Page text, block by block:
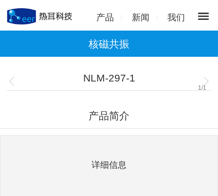
产品 新闻 我们
核磁共振
NLM-297-1
1 /1
产品简介
详细信息